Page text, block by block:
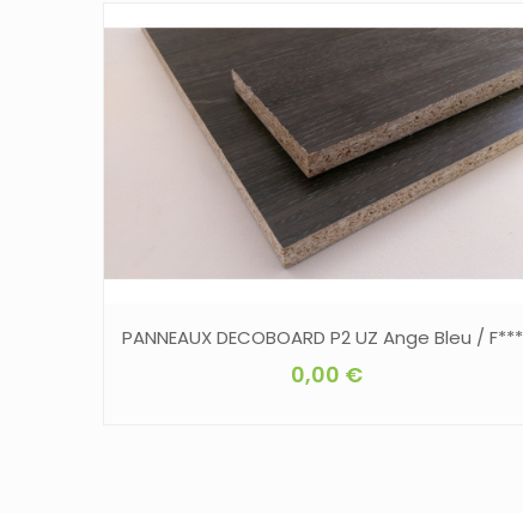
PANNEAUX DECOBOARD P2 UZ Ange Bleu /
0,00 €